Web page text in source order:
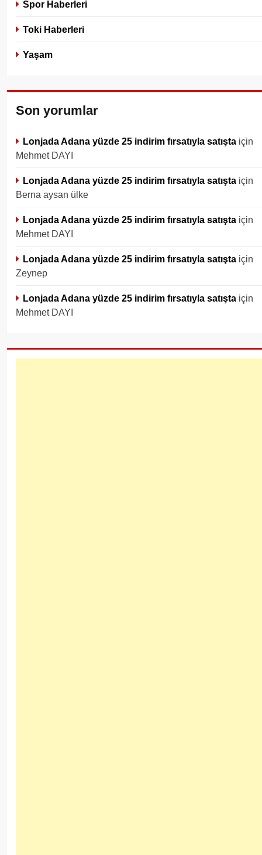
Spor Haberleri
Toki Haberleri
Yaşam
Son yorumlar
Lonjada Adana yüzde 25 indirim fırsatıyla satışta için
Mehmet DAYI
Lonjada Adana yüzde 25 indirim fırsatıyla satışta için
Berna aysan ülke
Lonjada Adana yüzde 25 indirim fırsatıyla satışta için
Mehmet DAYI
Lonjada Adana yüzde 25 indirim fırsatıyla satışta için
Zeynep
Lonjada Adana yüzde 25 indirim fırsatıyla satışta için
Mehmet DAYI